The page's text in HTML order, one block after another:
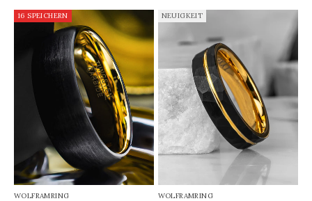
16 SPEICHERN
WOLFRAMRING
NEUIGKEIT
WOLFRAMRING